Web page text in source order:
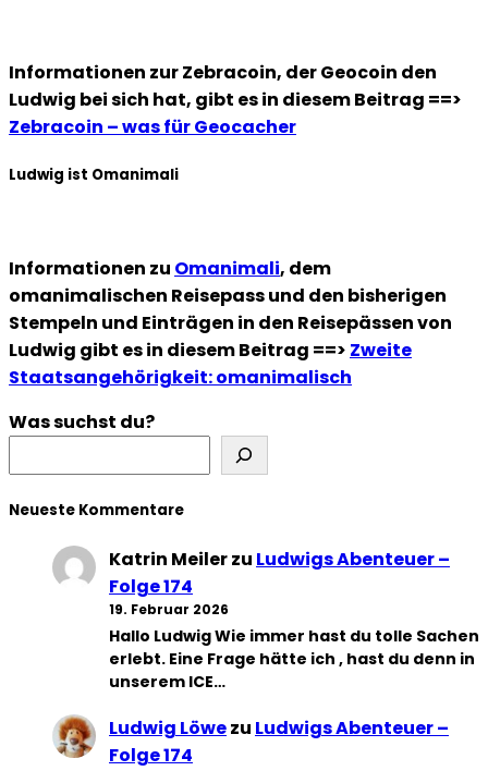
Informationen zur Zebracoin, der Geocoin den
Ludwig bei sich hat, gibt es in diesem Beitrag ==>
Zebracoin – was für Geocacher
Ludwig ist Omanimali
Informationen zu Omanimali, dem
omanimalischen Reisepass und den bisherigen
Stempeln und Einträgen in den Reisepässen von
Ludwig gibt es in diesem Beitrag ==> Zweite
Staatsangehörigkeit: omanimalisch
Was suchst du?
Neueste Kommentare
Katrin Meilerzu Ludwigs Abenteuer –
Folge 174
19. Februar 2026
Hallo Ludwig Wie immer hast du tolle Sachen
erlebt. Eine Frage hätte ich , hast du denn in
unserem ICE…
Ludwig Löwezu Ludwigs Abenteuer –
Folge 174